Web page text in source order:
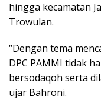
hingga kecamatan
Trowulan.
“Dengan tema
DPC PAMMI tidak
bersodaqoh serta
ujar Bahroni.